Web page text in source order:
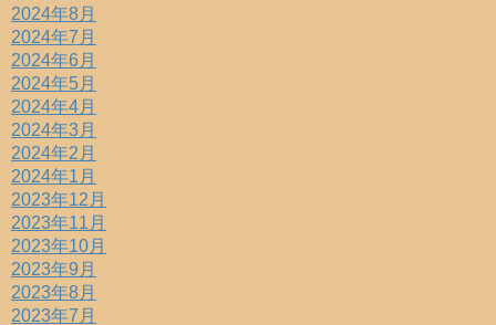
2024年8月
2024年7月
2024年6月
2024年5月
2024年4月
2024年3月
2024年2月
2024年1月
2023年12月
2023年11月
2023年10月
2023年9月
2023年8月
2023年7月